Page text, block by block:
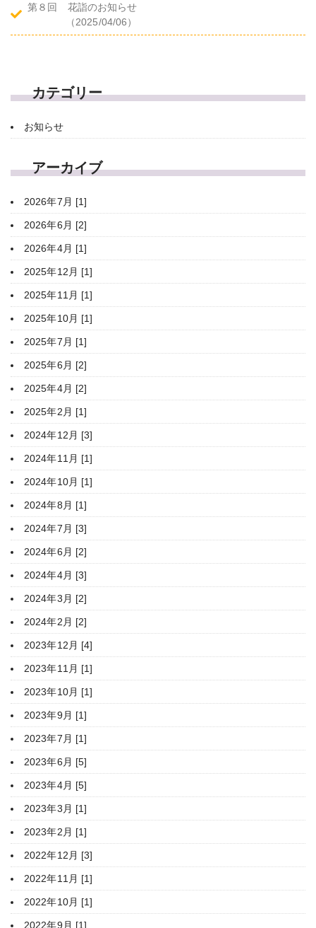
第８回 花詣のお知らせ
（2025/04/06）
カテゴリー
お知らせ
アーカイブ
2026年7月 [1]
2026年6月 [2]
2026年4月 [1]
2025年12月 [1]
2025年11月 [1]
2025年10月 [1]
2025年7月 [1]
2025年6月 [2]
2025年4月 [2]
2025年2月 [1]
2024年12月 [3]
2024年11月 [1]
2024年10月 [1]
2024年8月 [1]
2024年7月 [3]
2024年6月 [2]
2024年4月 [3]
2024年3月 [2]
2024年2月 [2]
2023年12月 [4]
2023年11月 [1]
2023年10月 [1]
2023年9月 [1]
2023年7月 [1]
2023年6月 [5]
2023年4月 [5]
2023年3月 [1]
2023年2月 [1]
2022年12月 [3]
2022年11月 [1]
2022年10月 [1]
2022年9月 [1]